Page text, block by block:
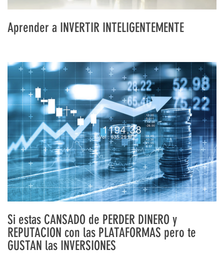
Aprender a INVERTIR INTELIGENTEMENTE
Si estas CANSADO de PERDER DINERO y
REPUTACION con las PLATAFORMAS pero te
GUSTAN las INVERSIONES